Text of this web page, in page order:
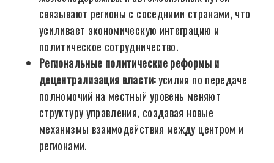
связывают регионы с соседними странами, что
усиливает экономическую интеграцию и
политическое сотрудничество.
Региональные политические реформы и
децентрализация власти:усилия по передаче
полномочий на местный уровень меняют
структуру управления, создавая новые
механизмы взаимодействия между центром и
регионами.